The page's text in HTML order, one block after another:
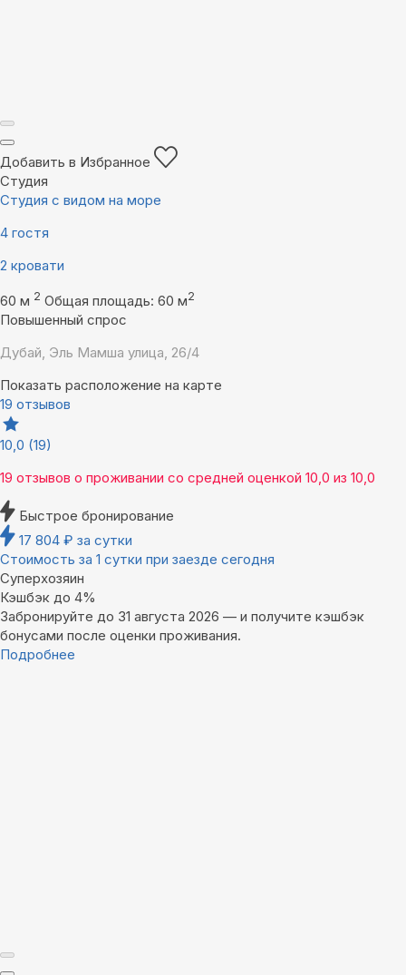
Добавить в Избранное
Студия
Студия с видом на море
4 гостя
2 кровати
60 м 2 Общая площадь: 60 м2
Повышенный спрос
Дубай, Эль Мамша улица, 26/4
Показать расположение на карте
19 отзывов
10,0 (19)
19 отзывов о проживании со средней оценкой 10,0 из 10,0
Быстрое бронирование
17 804 ₽ за сутки
Стоимость за 1 сутки при заезде сегодня
Суперхозяин
Кэшбэк до 4%
Забронируйте до 31 августа 2026 — и получите кэшбэк
бонусами после оценки проживания.
Подробнее